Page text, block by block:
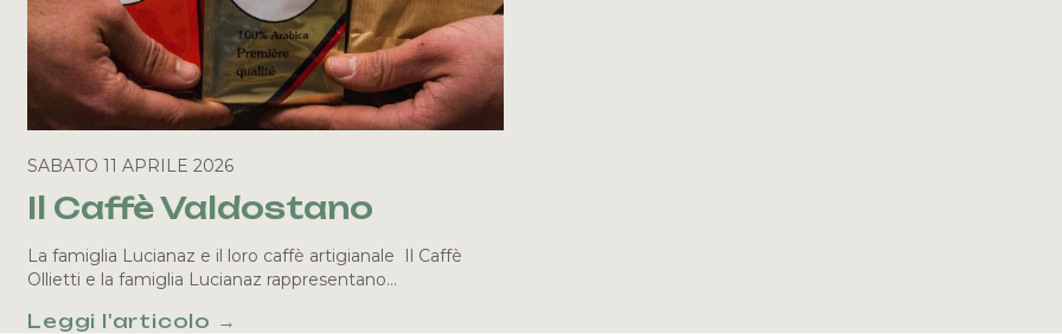
SABATO 11 APRILE 2026
Il Caffè Valdostano
La famiglia Lucianaz e il loro caffè artigianale Il Caffè
Ollietti e la famiglia Lucianaz rappresentano…
Leggi l'articolo →